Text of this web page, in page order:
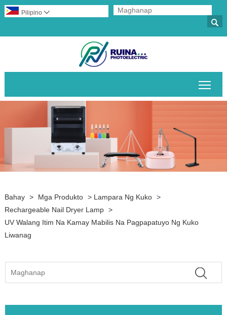

Pilipino 
Bahay > Mga Produkto > Lampara Ng Kuko >
Rechargeable Nail Dryer Lamp >
UV Walang Itim Na Kamay Mabilis Na Pagpapatuyo Ng Kuko
Liwanag